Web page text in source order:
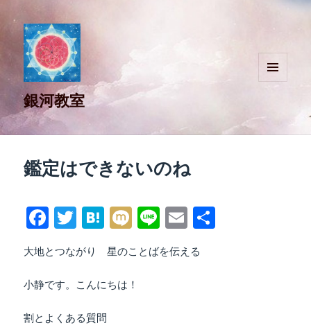
銀河教室
鑑定はできないのね
Fa
bo
ok
T
wi
tte
r
H
at
en
a
M
i
Li
ne
E
ail
大地とつながり 星のことばを伝える
小静です。こんにちは！
割とよくある質問